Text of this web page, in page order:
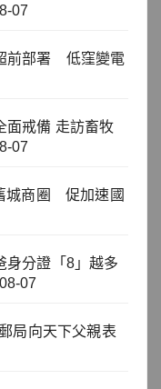
07
前部署 低窪變電
面戒備 走訪畜牧
07
城商圈 促加速國
身分證「8」越多
07
局向天下父親表